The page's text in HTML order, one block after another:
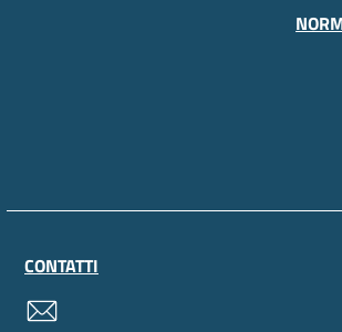
CONTATTI